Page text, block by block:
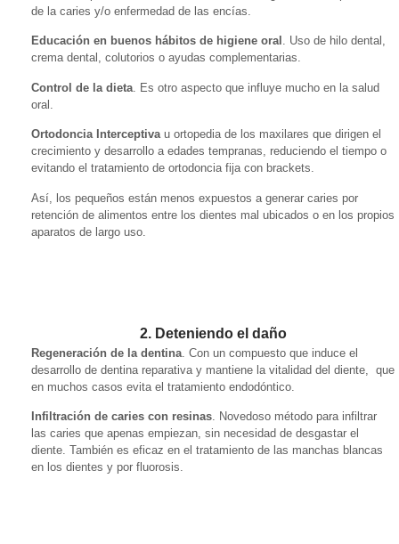
de la caries y/o enfermedad de las encías.
Educación en buenos hábitos de higiene oral . Uso de hilo dental,
crema dental, colutorios o ayudas complementarias.
Control de la dieta . Es otro aspecto que influye mucho en la salud
oral.
Ortodoncia Interceptivau ortopedia de los maxilares que dirigen el
crecimiento y desarrollo a edades tempranas, reduciendo el tiempo o
evitando el tratamiento de ortodoncia fija con brackets.
Así, los pequeños están menos expuestos a generar caries por
retención de alimentos entre los dientes mal ubicados o en los propios
aparatos de largo uso.
2. Deteniendo el daño
Regeneración de la dentina. Con un compuesto que induce el
desarrollo de dentina reparativa y mantiene la vitalidad del diente, que
en muchos casos evita el tratamiento endodóntico.
Infiltración de caries con resinas. Novedoso método para infiltrar
las caries que apenas empiezan, sin necesidad de desgastar el
diente. También es eficaz en el tratamiento de las manchas blancas
en los dientes y por fluorosis.